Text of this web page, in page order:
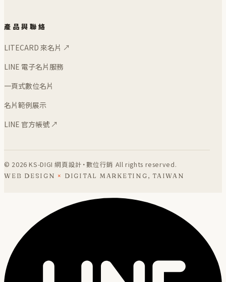
產品與聯絡
LITECARD 來名片 ↗
LINE 電子名片服務
一頁式數位名片
名片範例展示
LINE 官方帳號 ↗
© 2026 KS-DIGI 網頁設計・數位行銷 All rights reserved.
WEB DESIGN × DIGITAL MARKETING, TAIWAN